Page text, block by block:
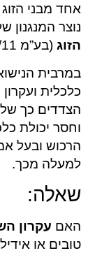
אחד מבני
נוצר המנגנון
הזוג (בע”מ 1398/11).
במרבית
כלכלית ועקרון
הצדדים כך
וחסר יכולת
הרכוש ובעל
למעלה מכך.
שאלה:
האם עקרון
טובים או